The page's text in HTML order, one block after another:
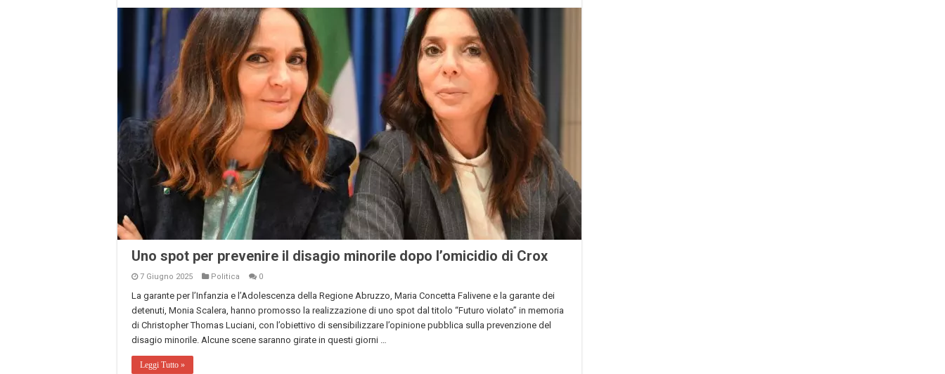
Uno spot per prevenire il disagio minorile dopo l’omicidio di Crox
7 Giugno 2025 Politica 0
La garante per l’Infanzia e l’Adolescenza della Regione Abruzzo, Maria Concetta Falivene e la garante dei
detenuti, Monia Scalera, hanno promosso la realizzazione di uno spot dal titolo “Futuro violato” in memoria
di Christopher Thomas Luciani, con l’obiettivo di sensibilizzare l’opinione pubblica sulla prevenzione del
disagio minorile. Alcune scene saranno girate in questi giorni …
Leggi Tutto »